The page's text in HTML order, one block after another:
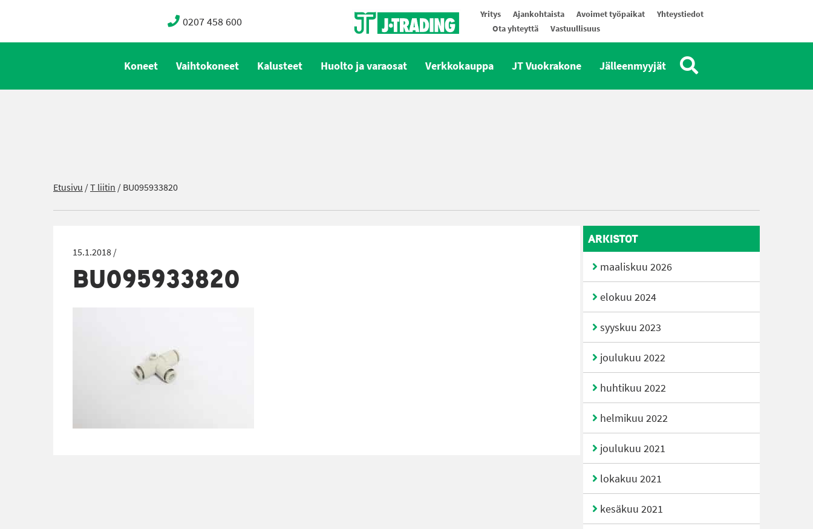
0207 458 600 Yritys Ajankohtaista Avoimet työpaikat
Yhteystiedot
Ota yhteyttä
Vastuullisuus
Koneet Vaihtokoneet Kalusteet Huolto ja varaosat Verkkokauppa JT Vuokrakone Jälleenmyyjät
Etusivu /T liitin /BU095933820
15.1.2018 /
BU095933820
ARKISTOT
maaliskuu 2026
elokuu 2024
syyskuu 2023
joulukuu 2022
huhtikuu 2022
helmikuu 2022
joulukuu 2021
lokakuu 2021
kesäkuu 2021